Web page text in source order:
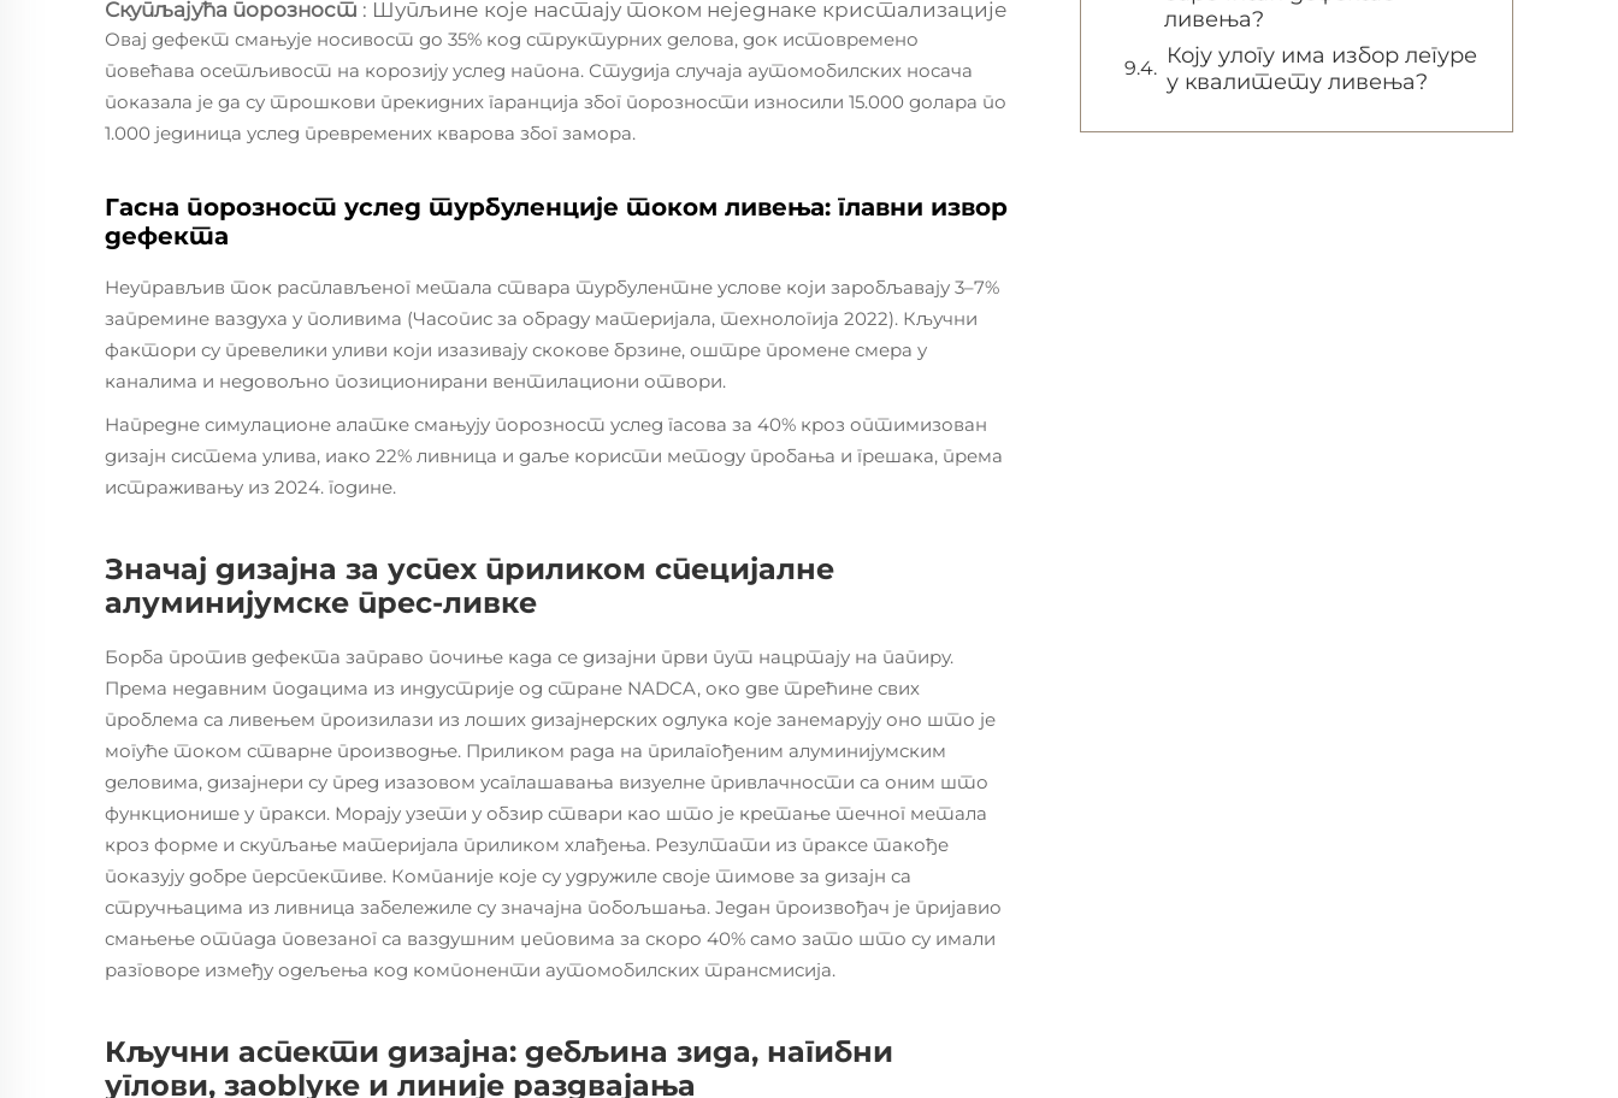
Скупљајућа порозност : Шупљине које настају током неједнаке кристализације
Овај дефект смањује носивост до 35% код структурних делова, док истовремено
повећава осетљивост на корозију услед напона. Студија случаја аутомобилских носача
показала је да су трошкови прекидних гаранција због порозности износили 15.000 долара по
1.000 јединица услед превремених кварова због замора.
Гасна порозност услед турбуленције током ливења: главни извор
дефекта
Неуправљив ток расплављеног метала ствара турбулентне услове који заробљавају 3–7%
запремине ваздуха у поливима (Часопис за обраду материјала, технологија 2022). Кључни
фактори су превелики уливи који изазивају скокове брзине, оштре промене смера у
каналима и недовољно позиционирани вентилациони отвори.
Напредне симулационе алатке смањују порозност услед гасова за 40% кроз оптимизован
дизајн система улива, иако 22% ливница и даље користи методу пробања и грешака, према
истраживању из 2024. године.
Значај дизајна за успех приликом специјалне
алуминијумске прес-ливке
Борба против дефекта заправо почиње када се дизајни први пут нацртају на папиру.
Према недавним подацима из индустрије од стране NADCA, око две трећине свих
проблема са ливењем произилази из лоших дизајнерских одлука које занемарују оно што је
могуће током стварне производње. Приликом рада на прилагођеним алуминијумским
деловима, дизајнери су пред изазовом усаглашавања визуелне привлачности са оним што
функционише у пракси. Морају узети у обзир ствари као што је кретање течног метала
кроз форме и скупљање материјала приликом хлађења. Резултати из праксе такође
показују добре перспективе. Компаније које су удружиле своје тимове за дизајн са
стручњацима из ливница забележиле су значајна побољшања. Један произвођач је пријавио
смањење отпада повезаног са ваздушним џеповима за скоро 40% само зато што су имали
разговоре између одељења код компоненти аутомобилских трансмисија.
Кључни аспекти дизајна: дебљина зида, нагибни
углови, заoblуке и линије раздвајања
ливења?
Коју улогу има избор легуре
у квалитету ливења?